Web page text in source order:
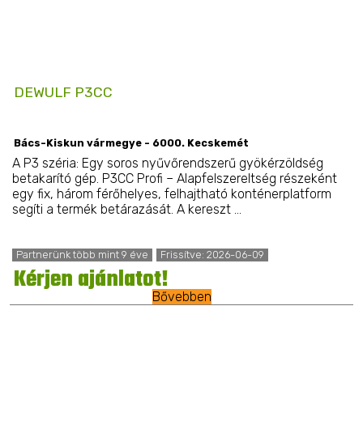
DEWULF P3CC
Bács-Kiskun vármegye - 6000. Kecskemét
A P3 széria: Egy soros nyűvőrendszerű gyökérzöldség
betakarító gép. P3CC Profi – Alapfelszereltség részeként
egy fix, három férőhelyes, felhajtható konténerplatform
segíti a termék betárazását. A kereszt ...
Partnerünk több mint 9 éve Frissítve: 2026-06-09
Kérjen ajánlatot!Bővebben